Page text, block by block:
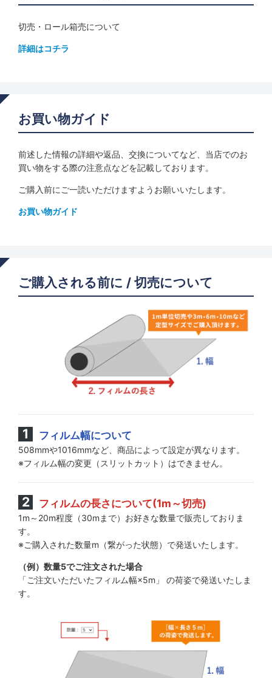
切売・ロール箱売について
詳細はコチラ
お買い物ガイド
前述した情報の詳細や返品、交換についてなど、当店でのお
買い物をする際の注意点などを記載しております。
ご購入前にご一読いただけますようお願いいたします。
お買い物ガイド
ご購入される前に / 切売について
フィルム幅について
508mmや1016mmなど、商品によって設定が異なります。
※フィルム幅の変更（スリットカット）はできません。
フィルムの長さについて(1m～切売)
1m～20m程度（30mまで）お好きな数量で販売しておりま
す。
※ご購入された数量m（繋がった状態）で発送いたします。
（例）数量5でご注文された場合
「ご注文いただいたフィルム幅×5m」 の荷姿で発送いたしま
す。